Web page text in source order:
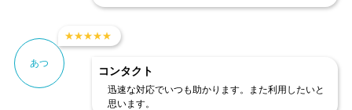
★★★★★
あつ
コンタクト
迅速な対応でいつも助かります。また利用したいと
思います。